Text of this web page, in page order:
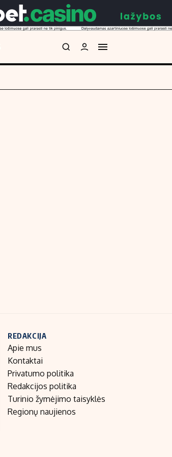
REDAKCIJA
Apie mus
Kontaktai
Privatumo politika
Redakcijos politika
Turinio žymėjimo taisyklės
Regionų naujienos